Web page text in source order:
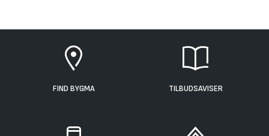
FIND BYGMA TILBUDSAVISER